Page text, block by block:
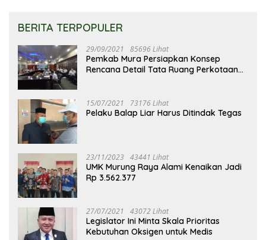
BERITA TERPOPULER
29/09/2021 85696 Lihat
Pemkab Mura Persiapkan Konsep
Rencana Detail Tata Ruang Perkotaan
15/07/2021 73176 Lihat
Pelaku Balap Liar Harus Ditindak Tegas
23/11/2023 43441 Lihat
UMK Murung Raya Alami Kenaikan Jadi
Rp 3.562.377
27/07/2021 43072 Lihat
Legislator Ini Minta Skala Prioritas
Kebutuhan Oksigen untuk Medis